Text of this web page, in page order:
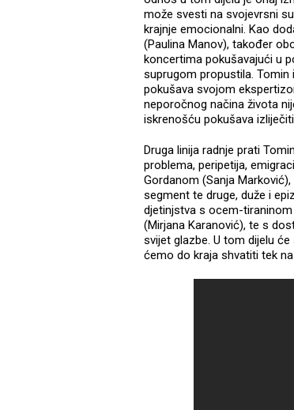
može svesti na svojevrsni
krajnje emocionalni. Kao
(Paulina Manov), također
koncertima pokušavajući u
suprugom propustila.
pokušava svojom
neporočnog načina života
iskrenošću pokušava
Druga linija radnje prati
problema, peripetija,
Gordanom (Sanja
segment te druge, duže i
djetinjstva s ocem-
(Mirjana Karanović), te s
svijet glazbe. U tom dijelu
ćemo do kraja shvatiti tek